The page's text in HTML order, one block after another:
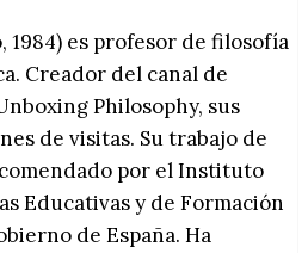
1984) es profesor de filosofía
Creador del canal de
Philosophy, sus
de visitas. Su trabajo de
por el Instituto
Educativas y de Formación
de España. Ha